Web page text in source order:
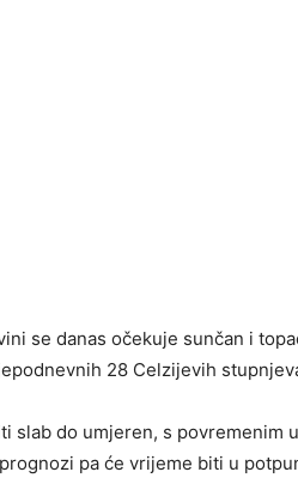
se danas očekuje sunčan i
28 Celzijevih
slab do umjeren, s povremenim
pa će vrijeme biti u